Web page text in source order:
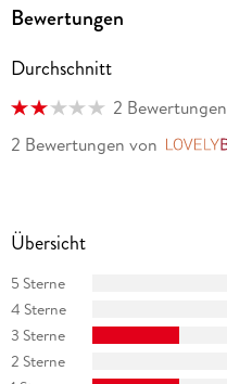
Bewertungen
Durchschnitt
2 Bewertungen
2 Bewertungen von
Übersicht
5 Sterne
4 Sterne
3 Sterne
2 Sterne